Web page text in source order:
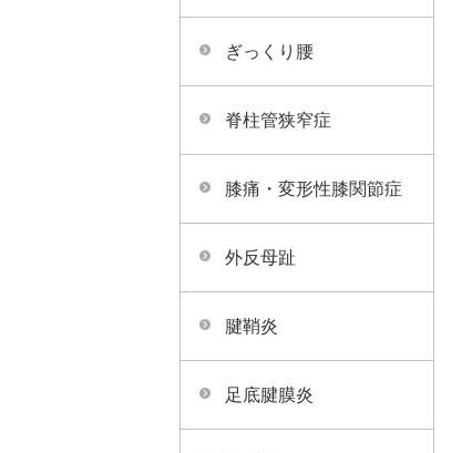
ぎっくり腰
脊柱管狭窄症
膝痛・変形性膝関節症
外反母趾
腱鞘炎
足底腱膜炎